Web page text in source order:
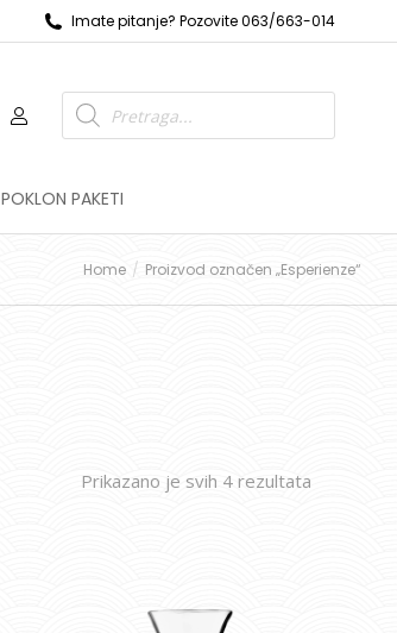
Imate pitanje? Pozovite 063/663-014
POKLON PAKETI
Home Proizvod označen „Esperienze“
Prikazano je svih 4 rezultata